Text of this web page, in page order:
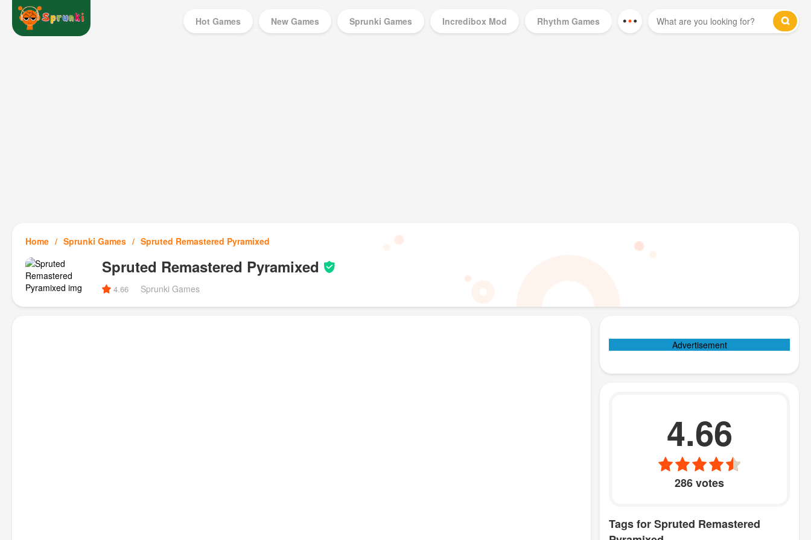
Hot Games New Games Sprunki Games Incredibox Mod Rhythm Games
Home Sprunki Games Spruted Remastered Pyramixed
Spruted Remastered Pyramixed
4.66 Sprunki Games
Advertisement
4.66
286 votes
Tags for Spruted Remastered